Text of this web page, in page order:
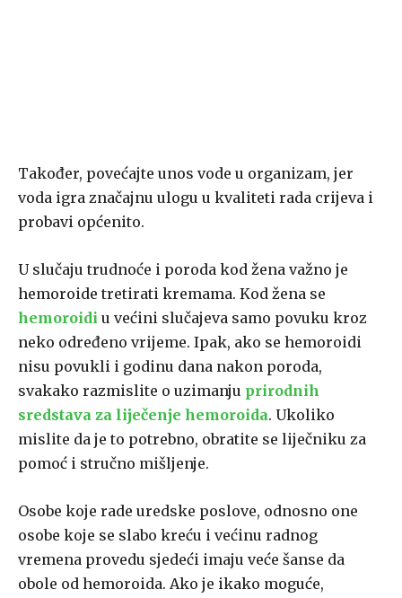
Također, povećajte unos vode u organizam, jer
voda igra značajnu ulogu u kvaliteti rada crijeva i
probavi općenito.
U slučaju trudnoće i poroda kod žena važno je
hemoroide tretirati kremama. Kod žena se
hemoroidi u većini slučajeva samo povuku kroz
neko određeno vrijeme. Ipak, ako se hemoroidi
nisu povukli i godinu dana nakon poroda,
svakako razmislite o uzimanju prirodnih
sredstava za liječenje hemoroida. Ukoliko
mislite da je to potrebno, obratite se liječniku za
pomoć i stručno mišljenje.
Osobe koje rade uredske poslove, odnosno one
osobe koje se slabo kreću i većinu radnog
vremena provedu sjedeći imaju veće šanse da
obole od hemoroida. Ako je ikako moguće,